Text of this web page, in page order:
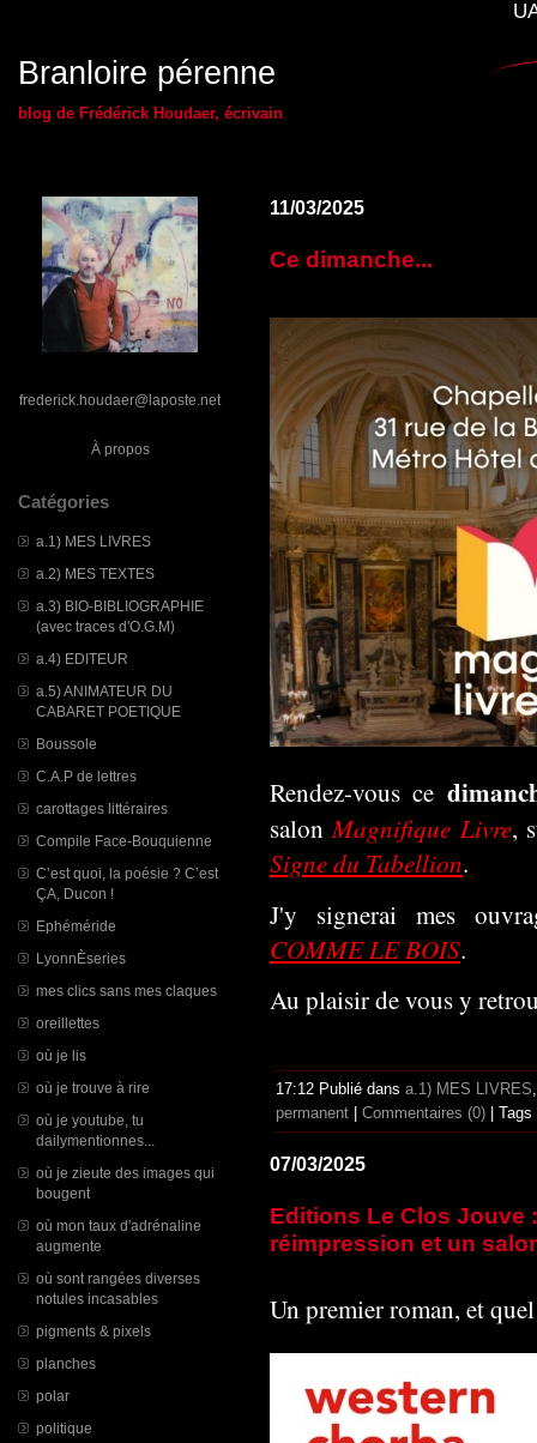
Branloire pérenne
blog de Frédérick Houdaer, écrivain
frederick.houdaer@laposte.net
À propos
Catégories
a.1) MES LIVRES
a.2) MES TEXTES
a.3) BIO-BIBLIOGRAPHIE
(avec traces d'O.G.M)
a.4) EDITEUR
a.5) ANIMATEUR DU
CABARET POETIQUE
Boussole
C.A.P de lettres
carottages littéraires
Compile Face-Bouquienne
C’est quoi, la poésie ? C’est
ÇA, Ducon !
Ephéméride
LyonnÈseries
mes clics sans mes claques
oreillettes
où je lis
où je trouve à rire
où je youtube, tu
dailymentionnes...
où je zieute des images qui
bougent
où mon taux d'adrénaline
augmente
où sont rangées diverses
notules incasables
pigments & pixels
planches
polar
politique
11/03/2025
Ce dimanche...
Rendez-vous ce
salonMagnifique Livre,
Signe du Tabellion.
J'y signerai mes
COMME LE BOIS.
Au plaisir de vous y
17:12 Publié dans a.1) MES LIVRES
permanent
Commentaires (0) |
07/03/2025
Editions Le Clos Jouve
réimpression et un
Un premier roman, et